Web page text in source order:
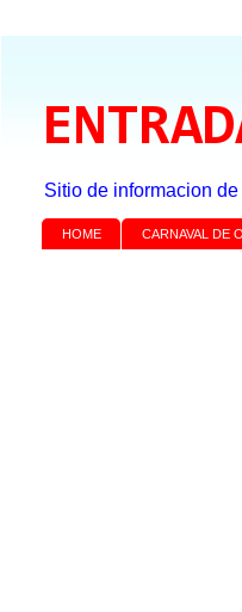
Sitio de informacion
HOME CARNAVAL DE